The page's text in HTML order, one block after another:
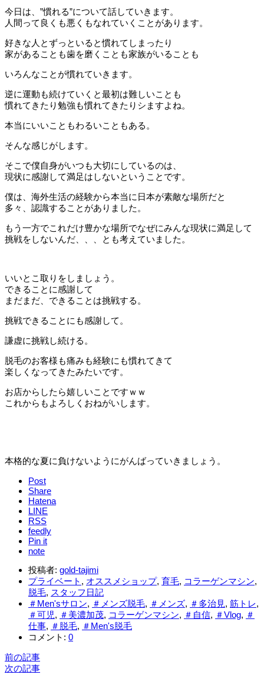
今日は、”慣れる”について話していきます。
人間って良くも悪くもなれていくことがあります。
好きな人とずっといると慣れてしまったり
家があることも歯を磨くことも家族がいることも
いろんなことが慣れていきます。
逆に運動も続けていくと最初は難しいことも
慣れてきたり勉強も慣れてきたりシますよね。
本当にいいこともわるいこともある。
そんな感じがします。
そこで僕自身がいつも大切にしているのは、
現状に感謝して満足はしないということです。
僕は、海外生活の経験から本当に日本が素敵な場所だと
多々、認識することがありました。
もう一方でこれだけ豊かな場所でなぜにみんな現状に満足して
挑戦をしないんだ、、、とも考えていました。
いいとこ取りをしましょう。
できることに感謝して
まだまだ、できることは挑戦する。
挑戦できることにも感謝して。
謙虚に挑戦し続ける。
脱毛のお客様も痛みも経験にも慣れてきて
楽しくなってきたみたいです。
お店からしたら嬉しいことですｗｗ
これからもよろしくおねがいします。
本格的な夏に負けないようにがんばっていきましょう。
Post
Share
Hatena
LINE
RSS
feedly
Pin it
note
投稿者: gold-tajimi
プライベート , オススメショップ, 育毛, コラーゲンマシン,
脱毛, スタッフ日記
＃Men'sサロン, ＃メンズ脱毛, ＃メンズ, ＃多治見, 筋トレ,
＃可児, ＃美濃加茂, コラーゲンマシン, ＃自信, ＃Vlog, ＃
仕事, ＃脱毛, ＃Men's脱毛
コメント: 0
前の記事
次の記事